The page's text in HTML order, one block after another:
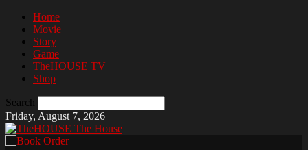
Home
Movie
Story
Game
TheHOUSE TV
Shop
Search
Friday, August 7, 2026
The House